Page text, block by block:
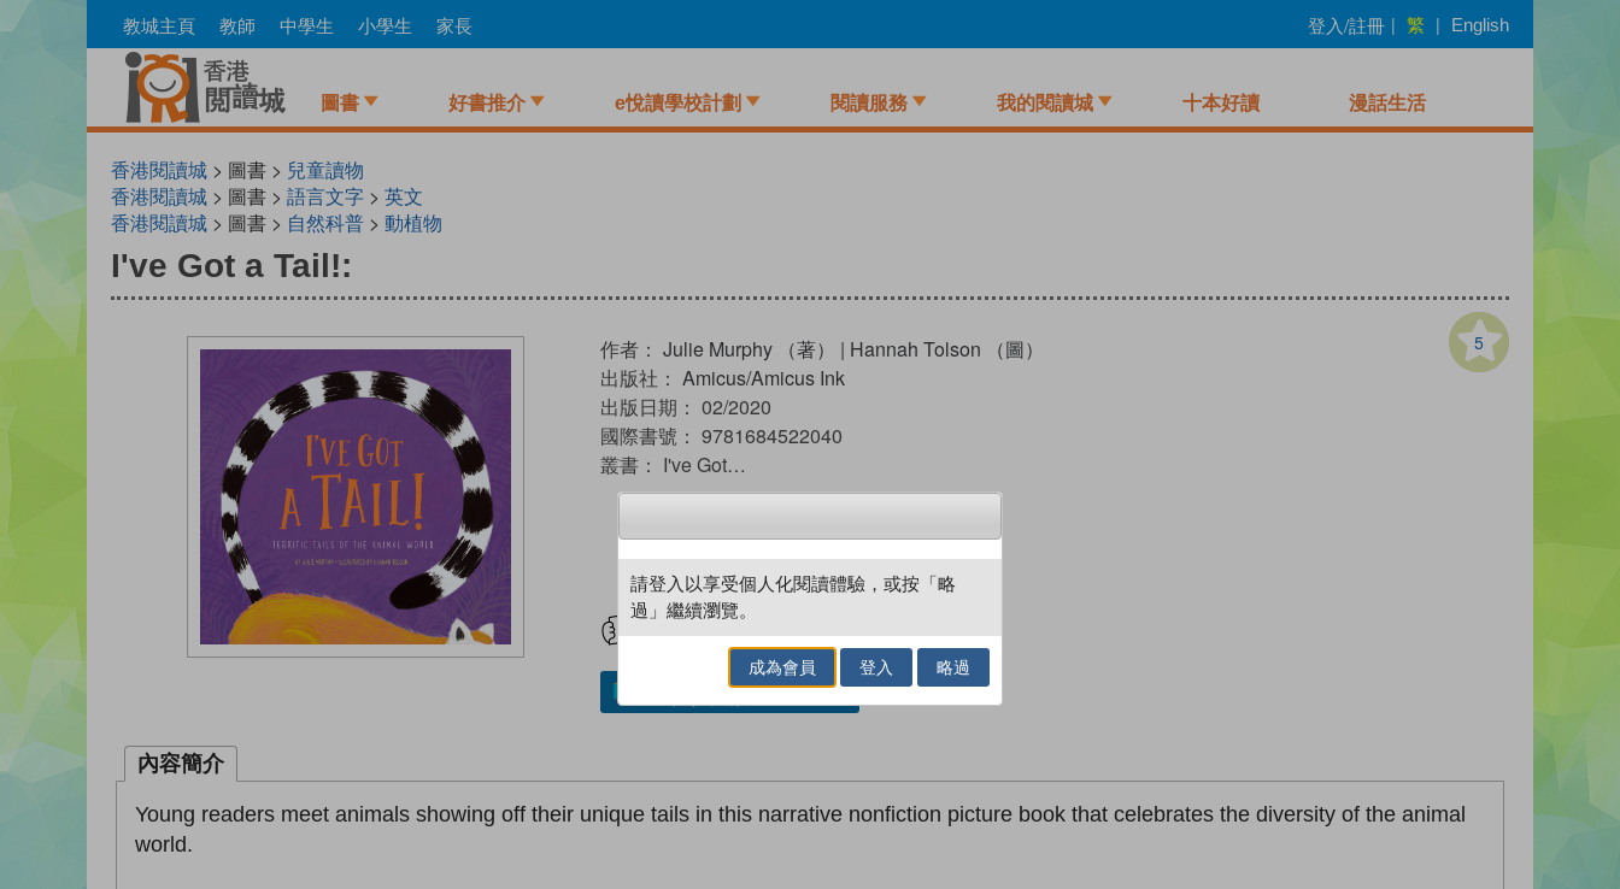
to
教城主頁 教師 中學生 小學生 家長 登入/註冊 | 繁 | English
圖書 好書推介 e悅讀學校計劃 閱讀服務 我的閱讀城 十本好讀 漫話生活
香港閱讀城 > 圖書 > 兒童讀物
香港閱讀城 > 圖書 > 語言文字 > 英文
香港閱讀城 > 圖書 > 自然科普 > 動植物
I've Got a Tail!:
5
作者： Julie Murphy （著） | Hannah Tolson （圖）
出版社： Amicus/Amicus Ink
出版日期： 02/2020
國際書號： 9781684522040
叢書： I've Got…
試閲 加入閱讀紀錄
內容簡介
Young readers meet animals showing off their unique tails in this narrative nonfiction picture book that celebrates the diversity of the animal
world.
請登入以享受個人化閱讀體驗，或按「略
過」繼續瀏覽。
成為會員 登入 略過